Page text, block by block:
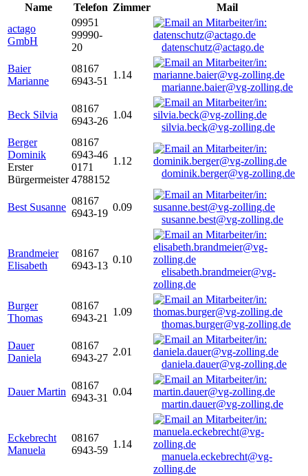
Name
Telefon Zimmer
Mail
actago
GmbH
09951
99990-
20
datenschutz@actago.de
Baier
Marianne
08167
6943-51
1.14
marianne.baier@vg-zolling.de
Beck Silvia
08167
6943-26
1.04
silvia.beck@vg-zolling.de
Berger
Dominik
Erster
Bürgermeister
08167
6943-46
0171
4788152
1.12
dominik.berger@vg-zolling.de
Best Susanne
08167
6943-19
0.09
susanne.best@vg-zolling.de
Brandmeier
Elisabeth
08167
6943-13
0.10
elisabeth.brandmeier@vg-
zolling.de
Burger
Thomas
08167
6943-21
1.09
thomas.burger@vg-zolling.de
Dauer
Daniela
08167
6943-27
2.01
daniela.dauer@vg-zolling.de
Dauer Martin
08167
6943-31
0.04
martin.dauer@vg-zolling.de
Eckebrecht
Manuela
08167
6943-59
1.14
manuela.eckebrecht@vg-
zolling.de